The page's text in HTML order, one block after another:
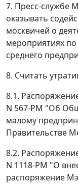
7. Пресс-службе
оказывать
москвичей о
мероприятиях
среднего
8. Считать
8.1.
N 567-РМ "Об
малому
Правительстве
8.2.
N 1118-РМ "О
распоряжение